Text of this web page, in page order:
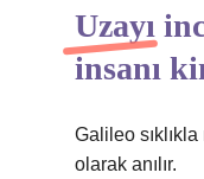
Uzayı
insanı
Galileo
olarak anılır.